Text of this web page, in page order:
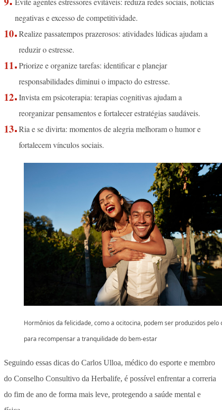
negativas e excesso de competitividade.
Realize passatempos prazerosos: atividades lúdicas ajudam a
reduzir o estresse.
Priorize e organize tarefas: identificar e planejar
responsabilidades diminui o impacto do estresse.
Invista em psicoterapia: terapias cognitivas ajudam a
reorganizar pensamentos e fortalecer estratégias saudáveis.
Ria e se divirta: momentos de alegria melhoram o humor e
fortalecem vínculos sociais.
Hormônios da felicidade, como a ocitocina, podem ser produzidos pelo
para recompensar a tranquilidade do bem-estar
Seguindo essas dicas do Carlos Ulloa, médico do esporte e membro
do Conselho Consultivo da Herbalife, é possível enfrentar a correria
do fim de ano de forma mais leve, protegendo a saúde mental e